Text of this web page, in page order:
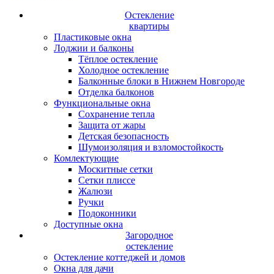
Остекление
квартиры
Пластиковые окна
Лоджии и балконы
Тёплое остекление
Холодное остекление
Балконные блоки в Нижнем Новгороде
Отделка балконов
Функциональные окна
Сохранение тепла
Защита от жары
Детская безопасность
Шумоизоляция и взломостойкость
Комлектующие
Москитные сетки
Сетки плиссе
Жалюзи
Ручки
Подоконники
Доступные окна
Загородное
остекление
Остекление коттеджей и домов
Окна для дачи